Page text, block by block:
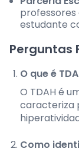
professores
estudante
Perguntas
O que é
O TDAH é
caracteriza
Como